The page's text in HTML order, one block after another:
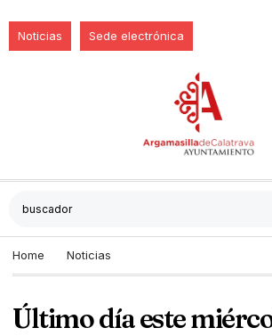
Noticias Sede electrónica
Home Noticias
Último día este